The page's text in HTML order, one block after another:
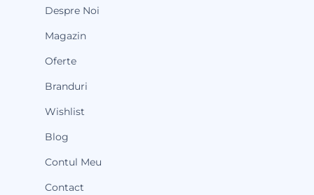
Despre Noi
Magazin
Oferte
Branduri
Wishlist
Blog
Contul Meu
Contact